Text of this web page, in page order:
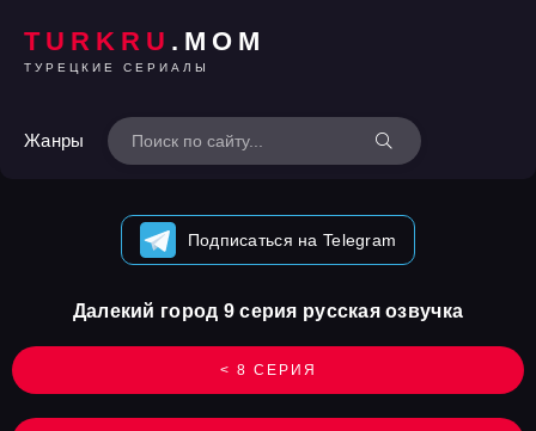
TURKRU .MOM
ТУРЕЦКИЕ СЕРИАЛЫ
Жанры
Подписаться на Telegram
< 8 СЕРИЯ
Далекий город 9 серия русская озвучка